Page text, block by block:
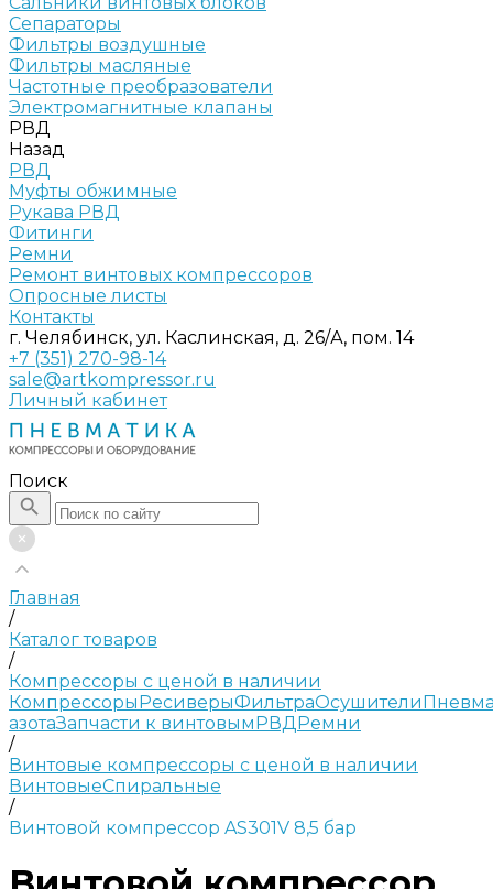
Сепараторы
Фильтры воздушные
Фильтры масляные
Частотные преобразователи
Электромагнитные клапаны
РВД
Назад
РВД
Муфты обжимные
Рукава РВД
Фитинги
Ремни
Ремонт винтовых компрессоров
Опросные листы
Контакты
г. Челябинск, ул. Каслинская, д. 26/А, пом. 14
+7 (351) 270-98-14
sale@artkompressor.ru
Личный кабинет
Поиск
Главная
/
Каталог товаров
/
Компрессоры с ценой в наличии
КомпрессорыРесиверыФильтраОсушители
азотаЗапчасти к винтовымРВДРемни
/
Винтовые компрессоры с ценой в наличии
ВинтовыеСпиральные
/
Винтовой компрессор AS301V 8,5 бар